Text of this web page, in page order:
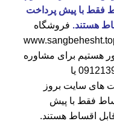
فقط با پیش پرداخت
فروشگاه
هستیم برای مشاوره
یا
های سایت بروز
فقط با پیش